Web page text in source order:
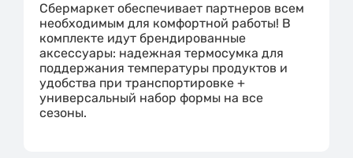
Сбермаркет обеспечивает партнеров всем
необходимым для комфортной работы! В
комплекте идут брендированные
аксессуары: надежная термосумка для
поддержания температуры продуктов и
удобства при транспортировке +
универсальный набор формы на все
сезоны.